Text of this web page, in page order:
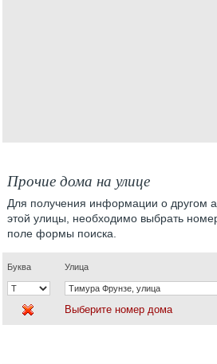
Прочие дома на улице
Для получения информации о другом
этой улицы, необходимо выбрать
поле формы поиска.
Буква Улица
Выберите номер дома